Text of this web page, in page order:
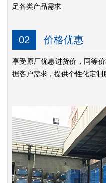
足各类产品需求
02 价格优惠
享受原厂优惠进货价，同等
据客户需求，提供个性化定制